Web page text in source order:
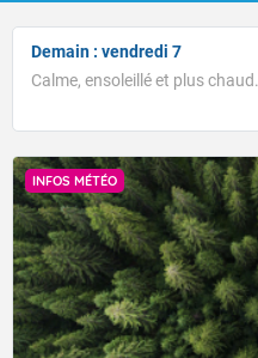
Demain : vendredi 7
Calme, ensoleillé et plus chaud.
INFOS MÉTÉO